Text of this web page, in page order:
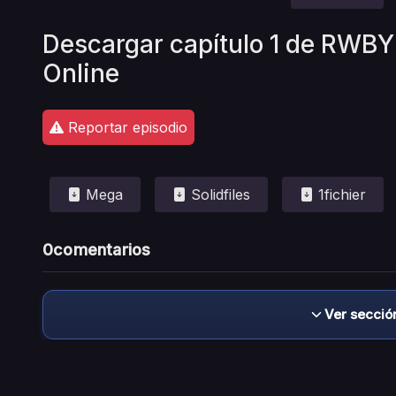
Descargar capítulo 1 de
Online
Reportar episodio
Mega Solidfiles 1fichier
0comentarios
Ver